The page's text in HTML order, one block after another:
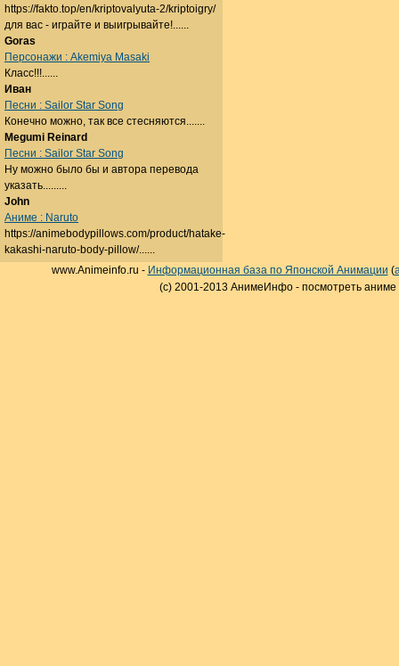
https://fakto.top/en/kriptovalyuta-2/kriptoigry/
для вас - играйте и выигрывайте!......
Goras
Персонажи : Akemiya Masaki
Класс!!!......
Иван
Песни : Sailor Star Song
Конечно можно, так все стесняются.......
Megumi Reinard
Песни : Sailor Star Song
Ну можно было бы и автора перевода
указать.........
John
Аниме : Naruto
https://animebodypillows.com/product/hatake-
kakashi-naruto-body-pillow/......
www.Animeinfo.ru - Информационная база по Японской Анимации (
(c) 2001-2013 АнимеИнфо - посмотреть аниме